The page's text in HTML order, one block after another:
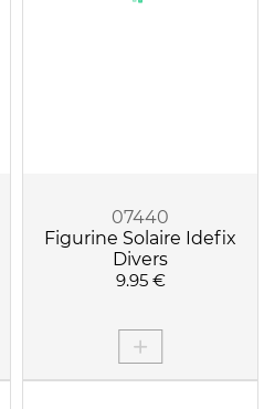
07440
Figurine Solaire Idefix
Divers
9.95 €